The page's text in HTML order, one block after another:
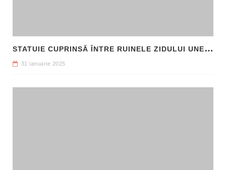
S
TATUIE CUPRINSĂ ÎNTRE RUINELE ZIDULUI UNEI CLĂDIRI, DESCOPERITĂ LA FILIPI
31 ianuarie 2025